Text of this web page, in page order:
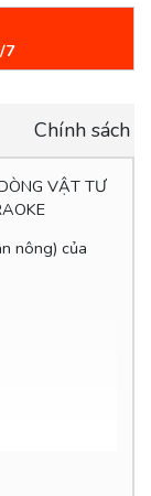
7
Chính sách
VẬT TƯ
nông) của